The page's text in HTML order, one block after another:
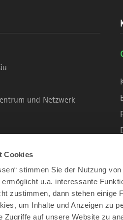
Cookies
stimmen Sie der Nutzung
u.a. interessante
zustimmen, dann stehen einige
um Inhalte und Anzeigen zu
Zugriffe auf unsere Website zu
und Netzwerk